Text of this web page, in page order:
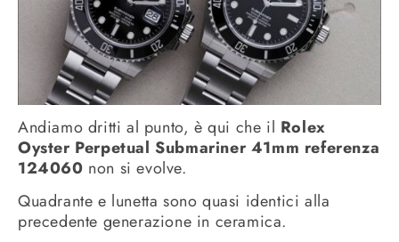
Andiamo dritti al punto, è qui che il Rolex
Oyster Perpetual Submariner 41mm referenza
124060 non si evolve.
Quadrante e lunetta sono quasi identici alla
precedente generazione in ceramica.